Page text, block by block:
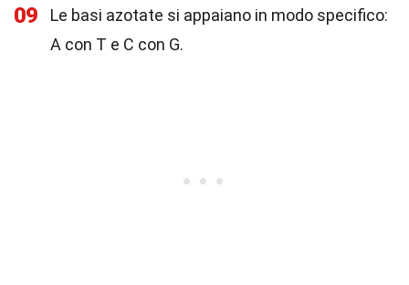
09
Le basi azotate si appaiano in modo specifico:
A con T e C con G.